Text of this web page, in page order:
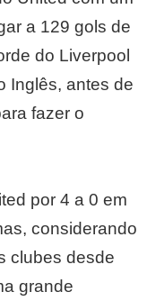
a 129 gols de
do Liverpool
Inglês, antes de
fazer o
por 4 a 0 em
considerando
clubes desde
grande